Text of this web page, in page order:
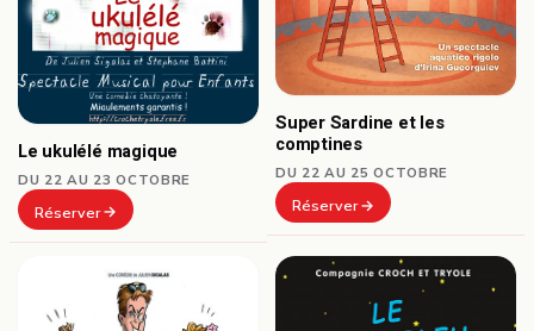
Le ukulélé magique
DU 22 AU 23 OCTOBRE
Réserver
Super Sardine et les
comptines
DU 22 AU 25 OCTOBRE
Réserver